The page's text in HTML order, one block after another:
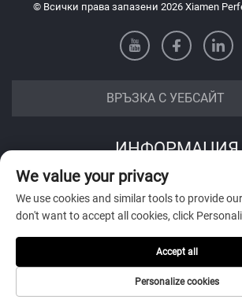
© Всички права запазени 2026 Xiamen
ВРЪЗКА С УЕБСАЙТ
ИНФОРМАЦИЯ
Запишете се, за да получавате нашия
Изпрати
We value your privacy
We use cookies and similar tools to provide
don't want to accept all cookies, click
Personalize cookies
Accept all